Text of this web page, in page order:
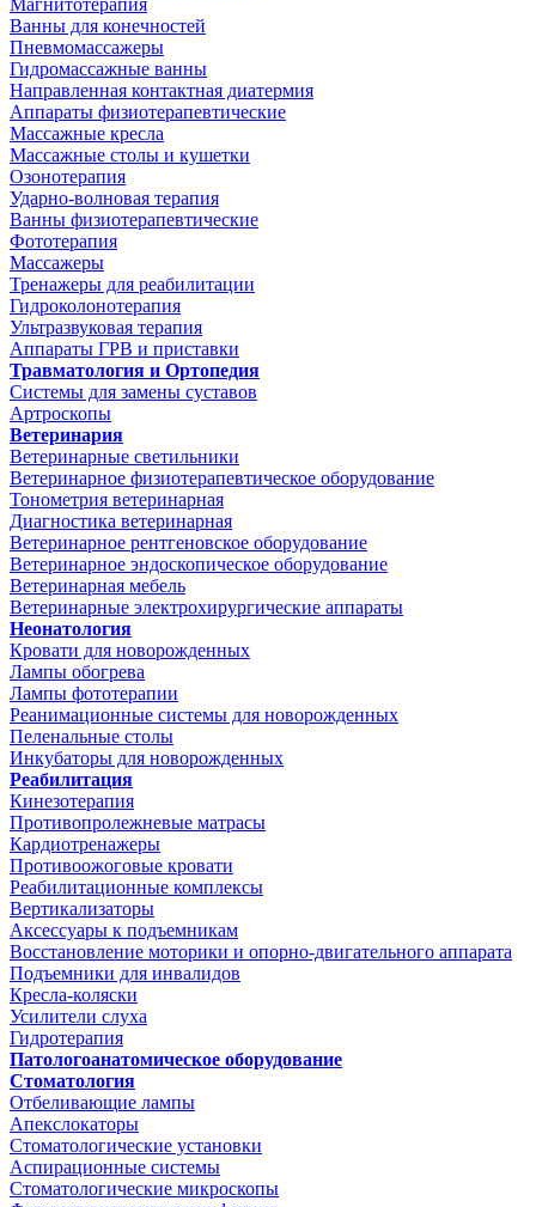
Магнитотерапия
Ванны для конечностей
Пневмомассажеры
Гидромассажные ванны
Направленная контактная диатермия
Аппараты физиотерапевтические
Массажные кресла
Массажные столы и кушетки
Озонотерапия
Ударно-волновая терапия
Ванны физиотерапевтические
Фототерапия
Массажеры
Тренажеры для реабилитации
Гидроколонотерапия
Ультразвуковая терапия
Аппараты ГРВ и приставки
Травматология и Ортопедия
Системы для замены суставов
Артроскопы
Ветеринария
Ветеринарные светильники
Ветеринарное физиотерапевтическое оборудование
Тонометрия ветеринарная
Диагностика ветеринарная
Ветеринарное рентгеновское оборудование
Ветеринарное эндоскопическое оборудование
Ветеринарная мебель
Ветеринарные электрохирургические аппараты
Неонатология
Кровати для новорожденных
Лампы обогрева
Лампы фототерапии
Реанимационные системы для новорожденных
Пеленальные столы
Инкубаторы для новорожденных
Реабилитация
Кинезотерапия
Противопролежневые матрасы
Кардиотренажеры
Противоожоговые кровати
Реабилитационные комплексы
Вертикализаторы
Аксессуары к подъемникам
Восстановление моторики и опорно-двигательного аппарата
Подъемники для инвалидов
Кресла-коляски
Усилители слуха
Гидротерапия
Патологоанатомическое оборудование
Стоматология
Отбеливающие лампы
Апекслокаторы
Стоматологические установки
Аспирационные системы
Стоматологические микроскопы